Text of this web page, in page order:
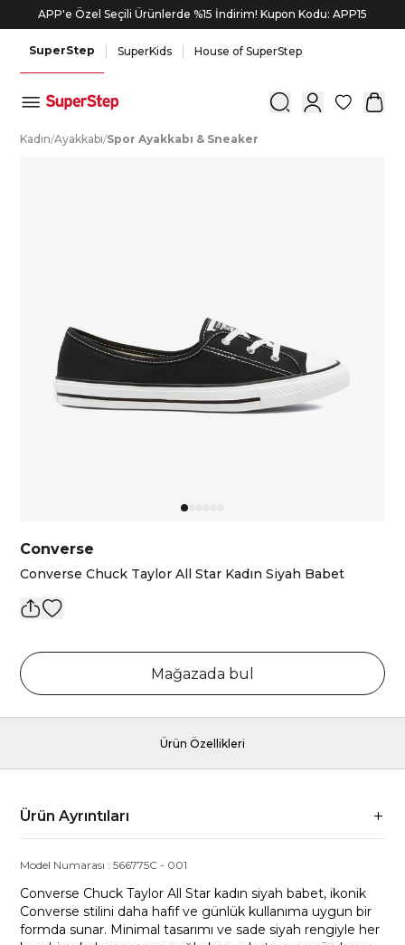
APP'e Özel Seçili Ürünlerde %15 İndirim! Kupon Kodu: APP15
SuperStep SuperKids House of SuperStep
0
Kadın/Ayakkabı/Spor Ayakkabı & Sneaker
Converse
Converse Chuck Taylor All Star Kadın Siyah Babet
Mağazada bul
Ürün Özellikleri
Ürün Ayrıntıları
Model Numarası :566775C - 001
Converse Chuck Taylor All Star kadın siyah babet, ikonik
Converse stilini daha hafif ve günlük kullanıma uygun bir
formda sunar. Minimal tasarımı ve sade siyah rengiyle her